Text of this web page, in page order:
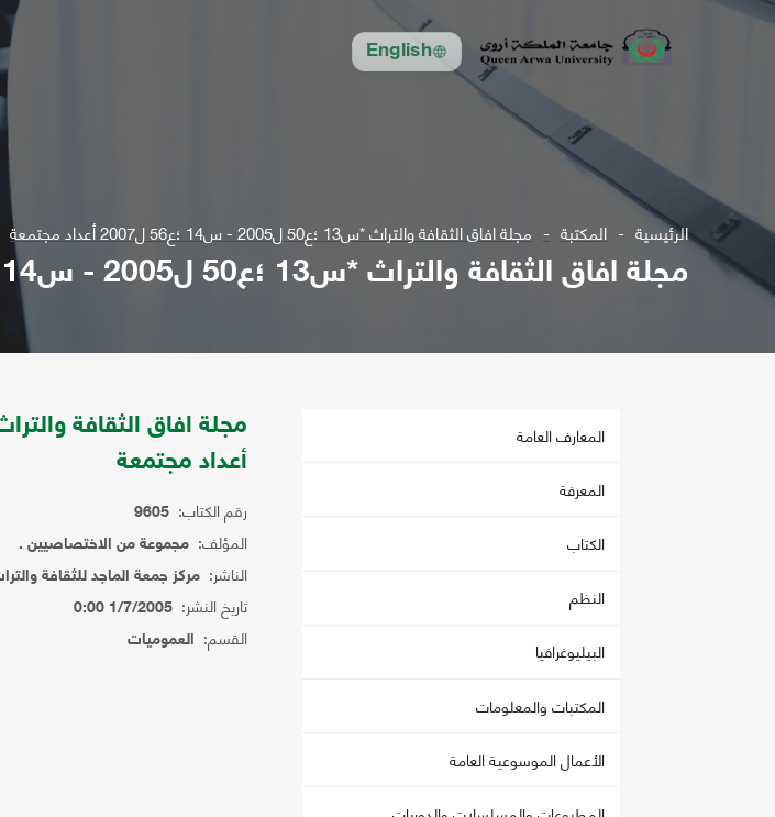
English
الرئيسية المكتبة مجلة افاق الثقافة والتراث *س13 ؛ع50 ل2005 - س14 ؛ع56 ل2007 أعداد مجتمعة
مجلة افاق الثقافة والتراث *س13 ؛ع50 ل2005 - س14 ؛ع56 ل2007 أعداد مجتمعة
المعارف العامة
المعرفة
الكتاب
النظم
البيليوغرافيا
المكتبات والمعلومات
الأعمال الموسوعية العامة
أعداد مجتمعة
رقم الكتاب: 9605
المؤلف: مجموعة من الاختصاصيين .
الناشر: مركز جمعة الماجد للثقافة
تاريخ النشر: 1/7/2005 0:00
القسم: العموميات